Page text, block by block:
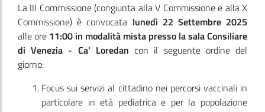
La III Commissione(congiunta alla V Commissione e alla X
Commissione) è convocata lunedì 22 Settembre 2025
alle ore 11:00 in modalità mista presso la sala Consiliare
di Venezia - Ca' Loredan con il seguente ordine del
giorno:
Focus sui servizi al cittadino nei percorsi vaccinali in
particolare in età pediatrica e per la popolazione